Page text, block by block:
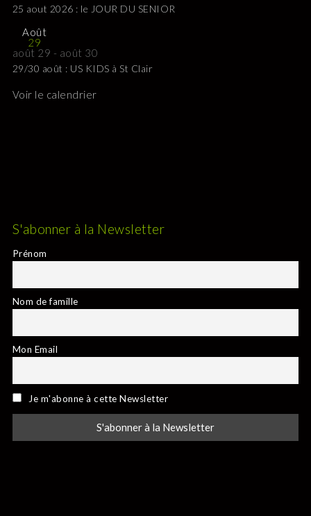
25 aout 2026 : le JOUR DU SENIOR
Août
29
août 29 - août 30
29/30 août : US KIDS à St Clair
Voir le calendrier
S'abonner à la Newsletter
Prénom
Nom de famille
Mon Email
Je m'abonne à cette Newsletter